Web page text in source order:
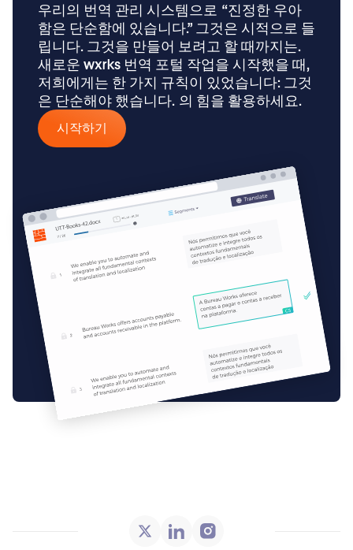
우리의 번역 관리 시스템으로 “진정한 우아
함은 단순함에 있습니다.” 그것은 시적으로 들
립니다. 그것을 만들어 보려고 할 때까지는.
새로운 wxrks 번역 포털 작업을 시작했을 때,
저희에게는 한 가지 규칙이 있었습니다: 그것
은 단순해야 했습니다. 의 힘을 활용하세요.
시작하기